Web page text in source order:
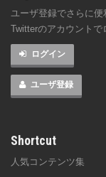
ユーザ登録でさらに
Twitterのアカウントで
ログイン
ユーザ登録
Shortcut
人気コンテンツ集